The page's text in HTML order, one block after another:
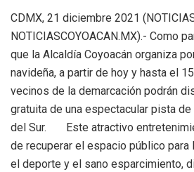
CDMX, 21 diciembre 2021
NOTICIASCOYOACAN.MX).- Como
que la Alcaldía Coyoacán organiza
navideña, a partir de hoy y hasta el
vecinos de la demarcación podrán
gratuita de una espectacular pista
del Sur.
Este atractivo
de recuperar el espacio público para
el deporte y el sano esparcimiento,